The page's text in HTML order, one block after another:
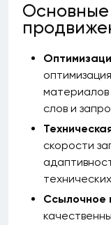
Основные
слов и
скорости
Ссылочное